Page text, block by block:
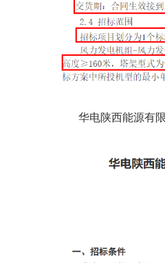
华电陕西能源有限